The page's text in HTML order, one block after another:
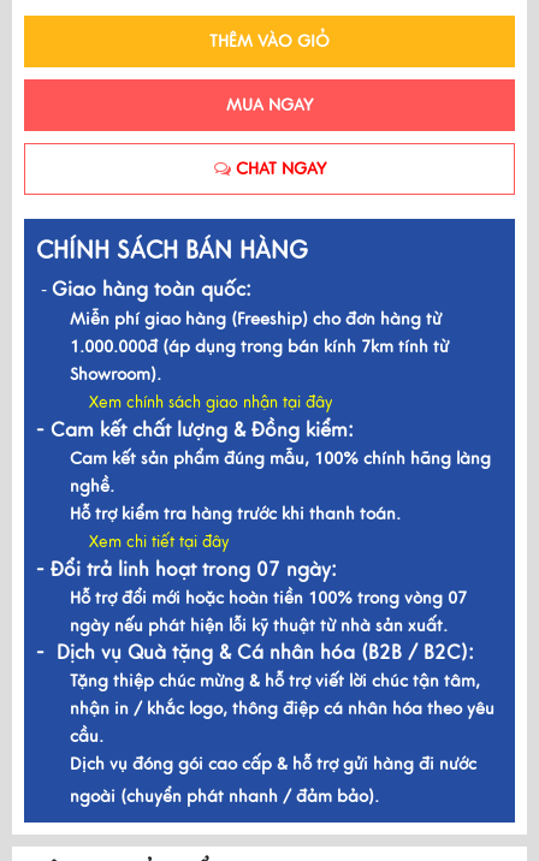
THÊM VÀO GIỎ
MUA NGAY
CHAT NGAY
CHÍNH SÁCH BÁN HÀNG
- Giao hàng toàn quốc:
Miễn phí giao hàng (Freeship) cho đơn hàng từ
1.000.000đ (áp dụng trong bán kính 7km tính từ
Showroom).
Xem chính sách giao nhận tại đây
- Cam kết chất lượng & Đồng kiểm:
Cam kết sản phẩm đúng mẫu, 100% chính hãng làng
nghề.
Hỗ trợ kiểm tra hàng trước khi thanh toán.
Xem chi tiết tại đây
- Đổi trả linh hoạt trong 07 ngày:
Hỗ trợ đổi mới hoặc hoàn tiền 100% trong vòng 07
ngày nếu phát hiện lỗi kỹ thuật từ nhà sản xuất.
- Dịch vụ Quà tặng & Cá nhân hóa (B2B / B2C):
Tặng thiệp chúc mừng & hỗ trợ viết lời chúc tận tâm,
nhận in / khắc logo, thông điệp cá nhân hóa theo yêu
cầu.
Dịch vụ đóng gói cao cấp & hỗ trợ gửi hàng đi nước
ngoài (chuyển phát nhanh / đảm bảo).